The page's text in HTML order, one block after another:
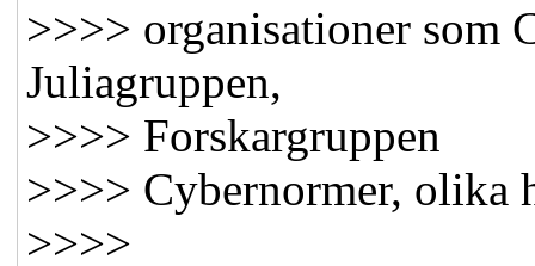
>>>> organisationer som
Juliagruppen,
>>>> Forskargruppen
>>>> Cybernormer, olika
>>>>